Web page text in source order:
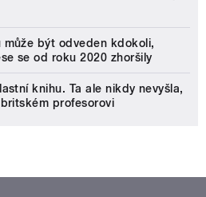
může být odveden kdokoli,
se od roku 2020 zhoršily
knihu. Ta ale nikdy nevyšla,
profesorovi